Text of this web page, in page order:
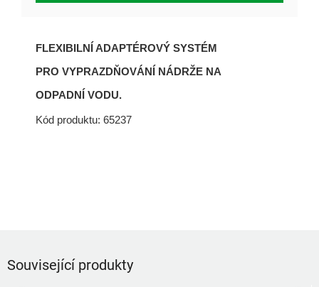
FLEXIBILNÍ ADAPTÉROVÝ SYSTÉM
PRO VYPRAZDŇOVÁNÍ NÁDRŽE NA
ODPADNÍ VODU.
Kód produktu: 65237
Související produkty